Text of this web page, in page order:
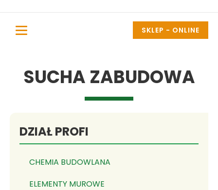
SKLEP - ONLINE
SUCHA ZABUDOWA
DZIAŁ PROFI
CHEMIA BUDOWLANA
ELEMENTY MUROWE